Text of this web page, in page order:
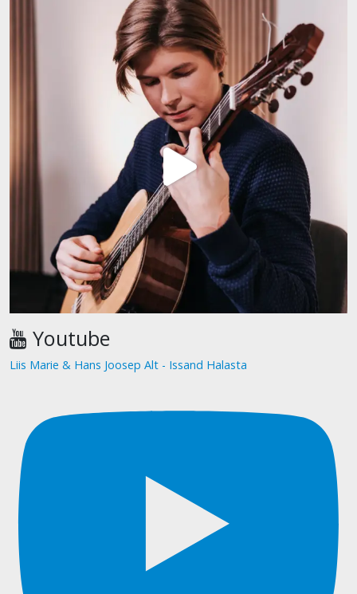
Youtube
Liis Marie & Hans Joosep Alt - Issand Halasta